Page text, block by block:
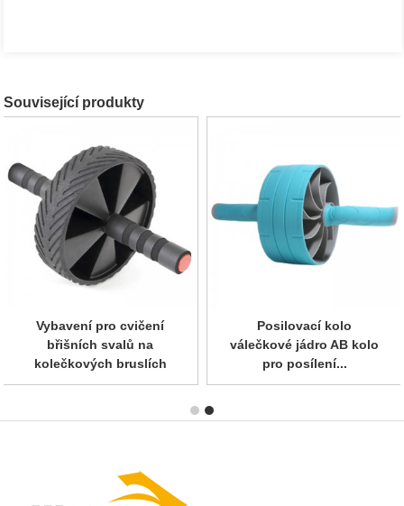
Související produkty
Vybavení pro cvičení
břišních svalů na
kolečkových bruslích
Profesionální posilovací
kolo s...